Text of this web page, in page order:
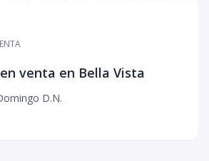
venta en Bella Vista
D.N.